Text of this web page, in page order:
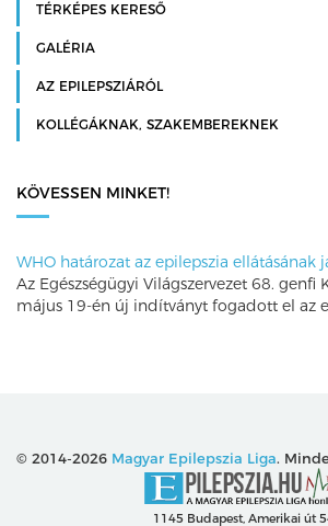
TÉRKÉPES KERESŐ
GALÉRIA
AZ EPILEPSZIÁRÓL
KOLLÉGÁKNAK, SZAKEMBEREKNEK
KÖVESSEN MINKET!
WHO határozat az epilepszia ellátásának
Az Egészségügyi Világszervezet 68. genfi
május 19-én új indítványt fogadott el az
© 2014-2026 Magyar Epilepszia Liga.
1145 Budapest, Amerikai út